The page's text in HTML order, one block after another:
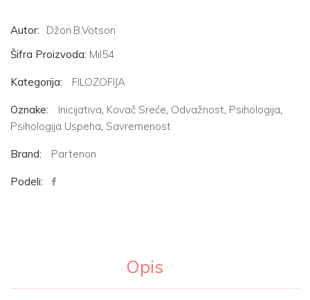
Autor:
Džon.B.Votson
Šifra Proizvoda: Mil54
Kategorija: FILOZOFIJA
Oznake: Inicijativa, Kovač Sreće, Odvažnost, Psihologija,
Psihologija Uspeha, Savremenost
Brand: Partenon
Podeli:
Opis